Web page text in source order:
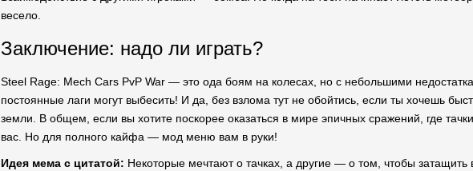
весело.
Заключение: надо ли играть?
Steel Rage: Mech Cars PvP War — это ода боям на колесах, но с небольшими
постоянные лаги могут выбесить! И да, без взлома тут не обойтись, если ты хочешь
земли. В общем, если вы хотите поскорее оказаться в мире эпичных сражений, где
вас. Но для полного кайфа — мод меню вам в руки!
Идея мема с цитатой: Некоторые мечтают о тачках, а другие — о том, чтобы затащить